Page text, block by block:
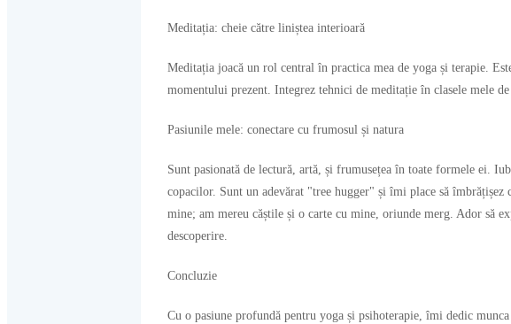
Meditația: cheie către liniștea interioară
Meditația joacă un rol central în practica mea de yoga și terapie.
momentului prezent. Integrez tehnici de meditație în clasele mele
Pasiunile mele: conectare cu frumosul și natura
Sunt pasionată de lectură, artă, și frumusețea în toate formele ei.
copacilor. Sunt un adevărat "tree hugger" și îmi place să
mine; am mereu căștile și o carte cu mine, oriunde merg. Ador să
descoperire.
Concluzie
Cu o pasiune profundă pentru yoga și psihoterapie, îmi dedic